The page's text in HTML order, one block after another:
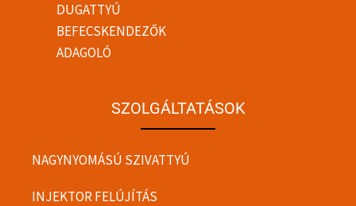
DUGATTYÚ
BEFECSKENDEZŐK
ADAGOLÓ
SZOLGÁLTATÁSOK
NAGYNYOMÁSÚ SZIVATTYÚ
INJEKTOR FELÚJÍTÁS